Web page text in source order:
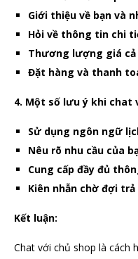
Giới thiệu về bạn và
Hỏi về thông tin chi
Thương lượng giá cả
Đặt hàng và thanh
4. Một số lưu ý khi chat
Sử dụng ngôn ngữ
Nêu rõ nhu cầu của
Cung cấp đầy đủ
Kiên nhẫn chờ đợi
Kết luận:
Chat với chủ shop là cách